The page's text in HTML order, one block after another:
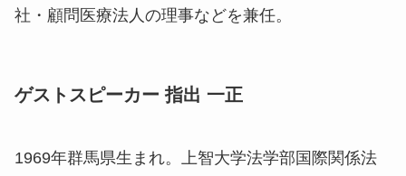
社・顧問医療法人の理事などを兼任。
ゲストスピーカー 指出 一正
1969年群馬県生まれ。上智大学法学部国際関係法